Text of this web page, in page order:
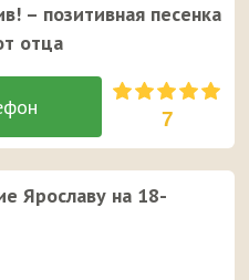
– позитивная песенка
отца
7
Ярославу на 18-